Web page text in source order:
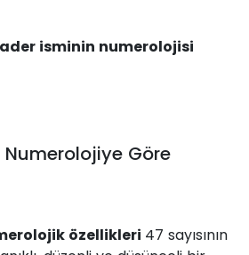
isminin numerolojisi
Göre
özellikleri 47 sayısının